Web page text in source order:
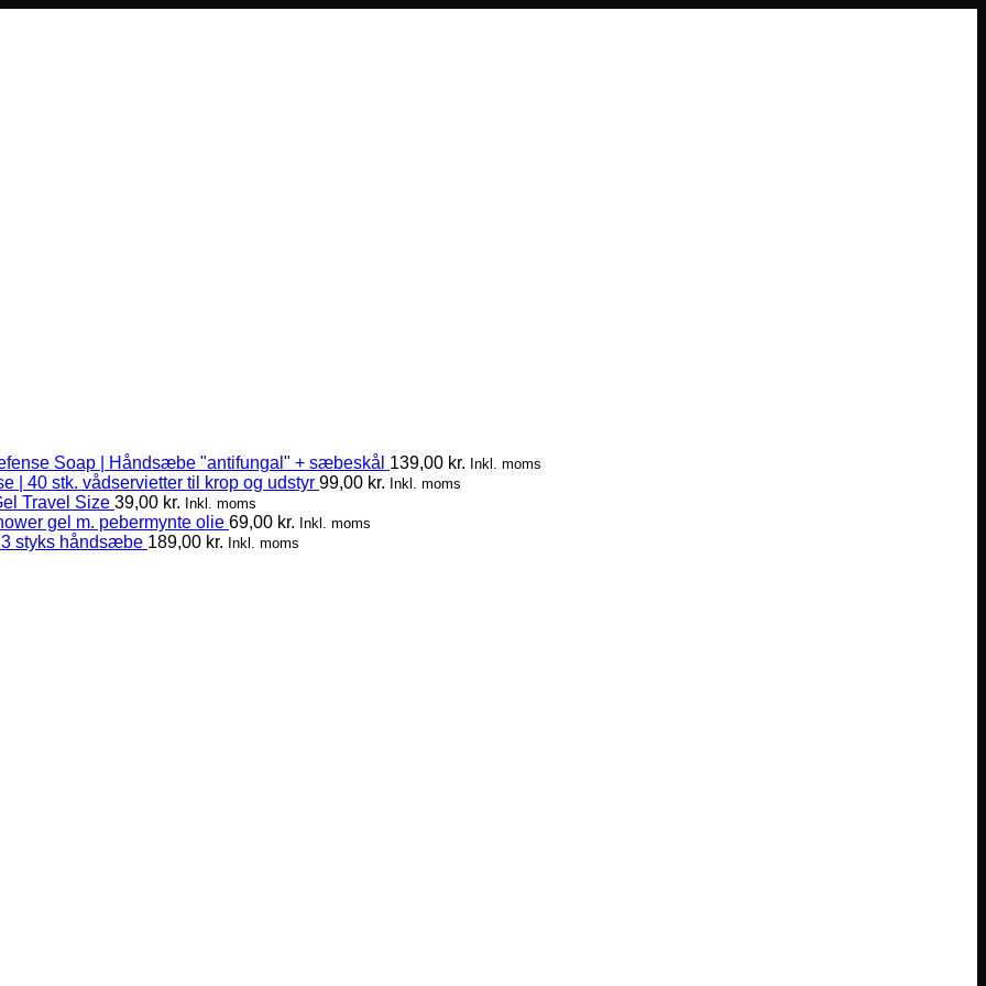
Soap | Håndsæbe "antifungal" + sæbeskål 139,00 kr. Inkl. moms
| 40 stk. vådservietter til krop og udstyr 99,00 kr. Inkl. moms
Travel Size 39,00 kr. Inkl. moms
gel m. pebermynte olie 69,00 kr. Inkl. moms
styks håndsæbe 189,00 kr. Inkl. moms